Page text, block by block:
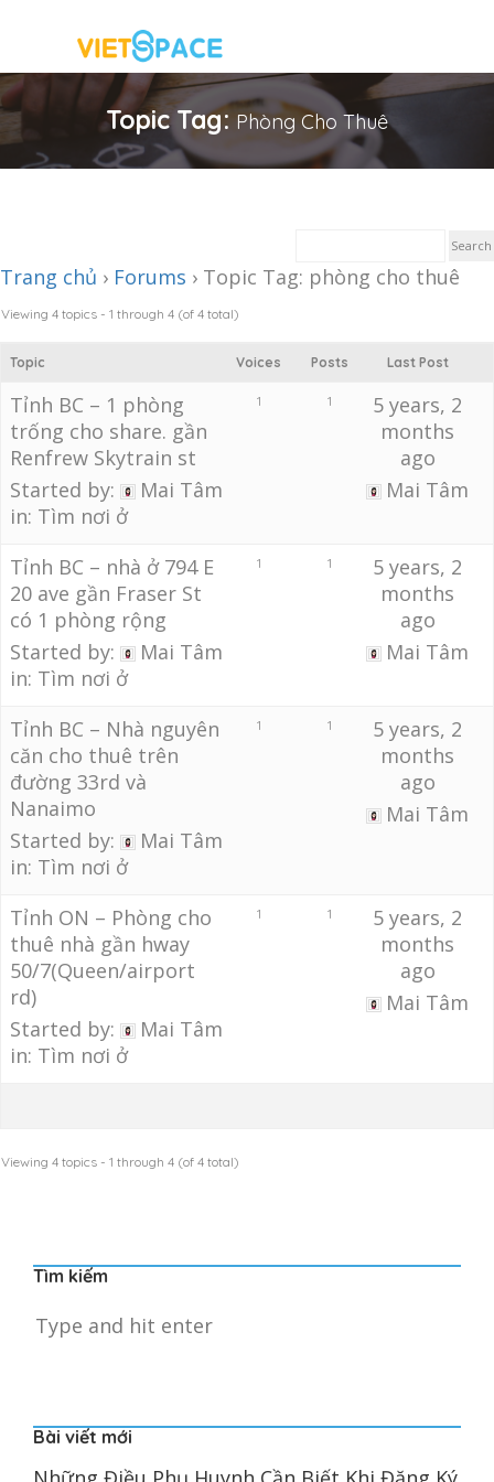
Topic Tag:Phòng Cho Thuê
Trang chủ › Forums › Topic Tag: phòng cho thuê
Viewing 4 topics - 1 through 4 (of 4 total)
Topic Voices Posts Last Post
Tỉnh BC – 1 phòng
trống cho share. gần
Renfrew Skytrain st
Started by:
Mai Tâm
in: Tìm nơi ở
1 1
5 years, 2
months
ago
Mai Tâm
Tỉnh BC – nhà ở 794 E
20 ave gần Fraser St
có 1 phòng rộng
Started by:
Mai Tâm
in: Tìm nơi ở
1 1
5 years, 2
months
ago
Mai Tâm
Tỉnh BC – Nhà nguyên
căn cho thuê trên
đường 33rd và
Nanaimo
Started by:
Mai Tâm
in: Tìm nơi ở
1 1
5 years, 2
months
ago
Mai Tâm
Tỉnh ON – Phòng cho
thuê nhà gần hway
50/7(Queen/airport
rd)
Started by:
Mai Tâm
in: Tìm nơi ở
1 1
5 years, 2
months
ago
Mai Tâm
Viewing 4 topics - 1 through 4 (of 4 total)
Tìm kiếm
Bài viết mới